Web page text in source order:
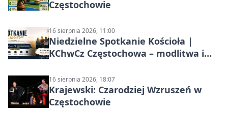
Częstochowie
16 sierpnia 2026, 11:00
Niedzielne Spotkanie Kościoła |
KChwCz Częstochowa – modlitwa i
16 sierpnia 2026, 18:07
Krajewski: Czarodziej Wzruszeń w
Częstochowie